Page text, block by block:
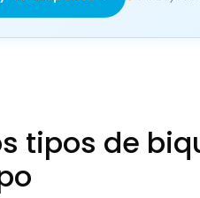
tipos de